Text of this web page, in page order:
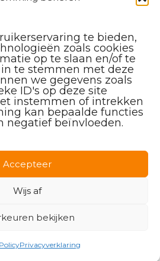
te bieden,
zoals cookies
op te slaan en/of te
te stemmen met deze
we gegevens zoals
ID's op deze site
instemmen of intrekken
kan bepaalde functies
negatief beïnvloeden.
Accepteer
Wijs af
bekijken
Privacyverklaring
etc.
Golfregels